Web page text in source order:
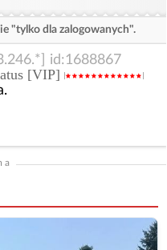
"tylko dla zalogowanych".
id:1688867
[VIP]